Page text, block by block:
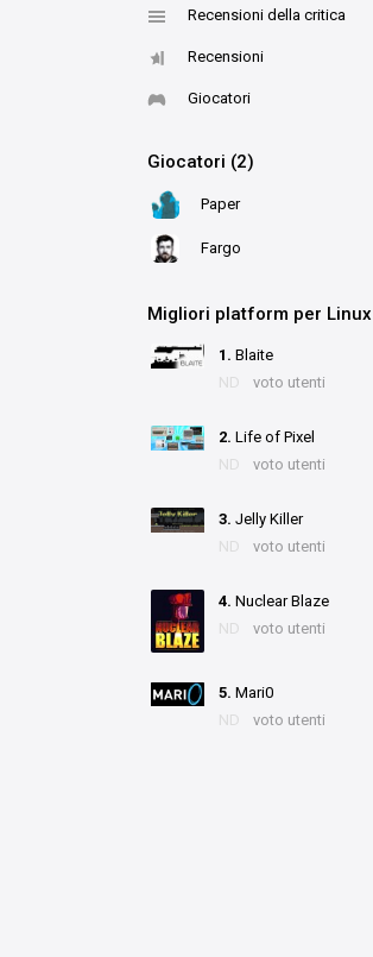
Recensioni della critica
Recensioni
Giocatori
Giocatori (2)
Paper
Fargo
Migliori platform per Linux
1. Blaite
ND
voto utenti
2. Life of Pixel
ND
voto utenti
3. Jelly Killer
ND
voto utenti
4. Nuclear Blaze
ND
voto utenti
5. Mari0
ND
voto utenti